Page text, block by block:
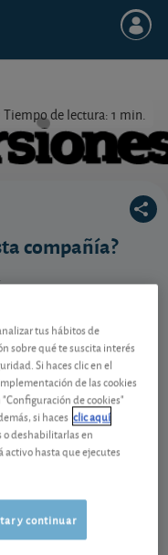
Tiempo de lectura: 1 min.
compañía?
a SOCIOS
visión
trabaje
tus hábitos de
sobre qué te suscita interés
Si haces clic en el
de las cookies
de cookies"
si haces clic aquí
o deshabilitarlas en
hasta que ejecutes
y continuar